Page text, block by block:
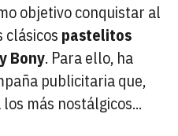
objetivo conquistar al
clásicos pastelitos
Bony. Para ello, ha
publicitaria que,
más nostálgicos...